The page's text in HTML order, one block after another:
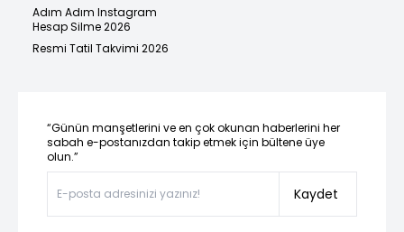
Adım Adım Instagram
Hesap Silme 2026
Resmi Tatil Takvimi 2026
“Günün manşetlerini ve en çok okunan haberlerini her
sabah e-postanızdan takip etmek için bültene üye
olun.”
Kaydet